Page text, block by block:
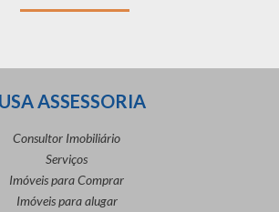
ASSESSORIA
Consultor Imobiliário
Serviços
Imóveis para Comprar
Imóveis para alugar